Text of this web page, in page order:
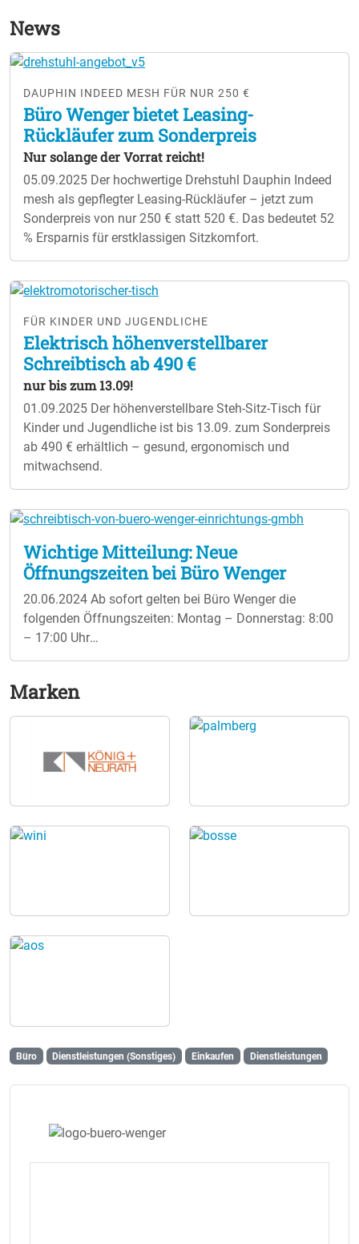
News
DAUPHIN INDEED MESH FÜR NUR 250 €
Büro Wenger bietet Leasing-
Rückläufer zum Sonderpreis
Nur solange der Vorrat reicht!
05.09.2025 Der hochwertige Drehstuhl Dauphin Indeed
mesh als gepflegter Leasing-Rückläufer – jetzt zum
Sonderpreis von nur 250 € statt 520 €. Das bedeutet 52
% Ersparnis für erstklassigen Sitzkomfort.
FÜR KINDER UND JUGENDLICHE
Elektrisch höhenverstellbarer
Schreibtisch ab 490 €
nur bis zum 13.09!
01.09.2025 Der höhenverstellbare Steh-Sitz-Tisch für
Kinder und Jugendliche ist bis 13.09. zum Sonderpreis
ab 490 € erhältlich – gesund, ergonomisch und
mitwachsend.
Wichtige Mitteilung: Neue
Öffnungszeiten bei Büro Wenger
20.06.2024 Ab sofort gelten bei Büro Wenger die
folgenden Öffnungszeiten: Montag – Donnerstag: 8:00
– 17:00 Uhr
Marken
Büro Dienstleistungen (Sonstiges) Einkaufen Dienstleistungen